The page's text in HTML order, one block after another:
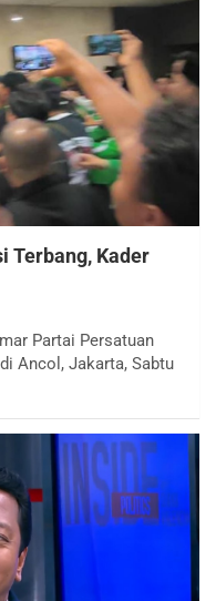
Terbang, Kader
Partai Persatuan
Ancol, Jakarta, Sabtu